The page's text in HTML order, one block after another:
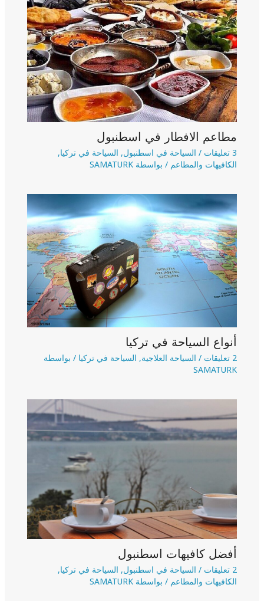
مطاعم الافطار في اسطنبول
3 تعليقات / السياحة في اسطنبول, السياحة في تركيا,
الكافيهات والمطاعم / بواسطة SAMATURK
أنواع السياحة في تركيا
2 تعليقات / السياحة العلاجية, السياحة في تركيا / بواسطة
SAMATURK
أفضل كافيهات اسطنبول
2 تعليقات / السياحة في اسطنبول, السياحة في تركيا,
الكافيهات والمطاعم / بواسطة SAMATURK